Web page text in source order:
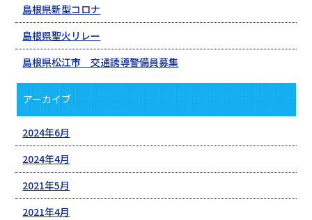
島根県新型コロナ
島根県聖火リレー
島根県松江市 交通誘導警備員募集
アーカイブ
2024年6月
2024年4月
2021年5月
2021年4月